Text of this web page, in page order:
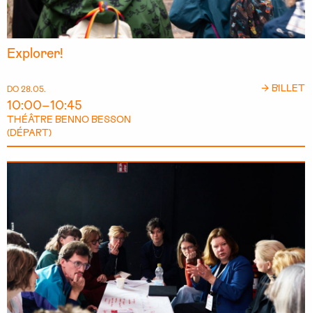
DO 28.05.
10:00–10:45
THÉÂTRE BENNO BESSON
(DÉPART)
Explorer!
→ BILLET